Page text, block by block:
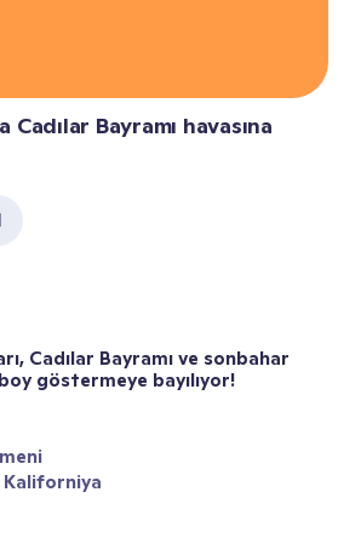
Bayramı havasına
Cadılar Bayramı ve sonbahar
göstermeye bayılıyor!
Kaliforniya